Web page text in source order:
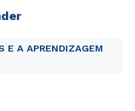
E A APRENDIZAGEM